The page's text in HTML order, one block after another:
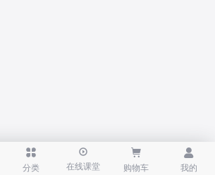

分类 在线课堂

购物车

我的